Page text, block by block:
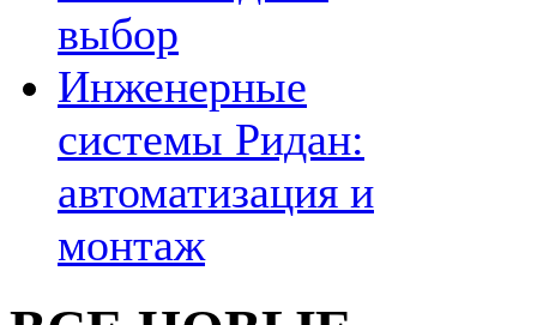
выбор
Инженерные
системы Ридан:
автоматизация и
монтаж